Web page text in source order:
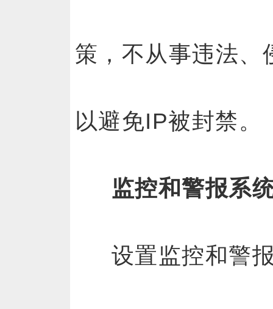
策，不从事违法、
以避免IP被封禁。
监控和警报系
设置监控和警